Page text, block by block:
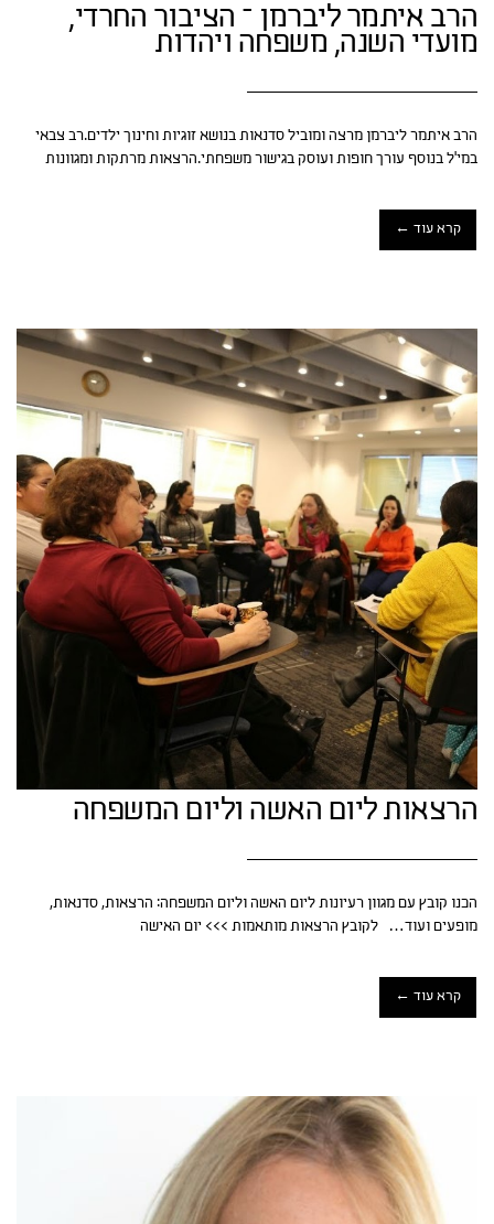
הרב איתמר ליברמן – הציבור החרדי,
מועדי השנה, משפחה ויהדות
הרב איתמר ליברמן מרצה ומוביל סדנאות בנושא זוגיות וחינוך ילדים.רב צבאי
במי'ל בנוסף עורך חופות ועוסק בגישור משפחתי.הרצאות מרתקות ומגוונות
קרא עוד ←
הרצאות ליום האשה וליום המשפחה
הכנו קובץ עם מגוון רעיונות ליום האשה וליום המשפחה: הרצאות, סדנאות,
מופעים ועוד… לקובץ הרצאות מותאמות >>> יום האישה
קרא עוד ←